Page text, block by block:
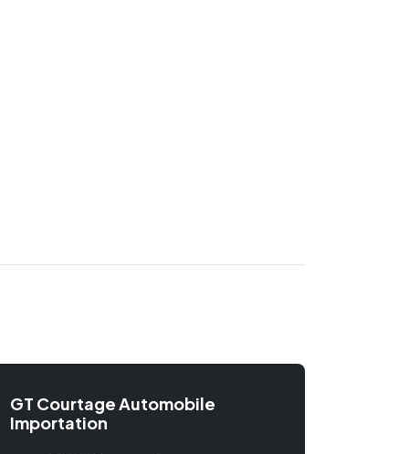
GT Courtage Automobile
Importation